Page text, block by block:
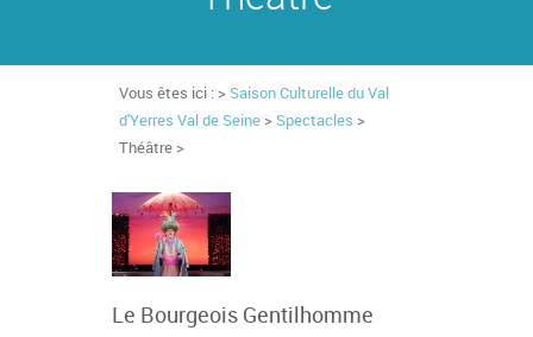
Vous êtes ici : > Saison Culturelle du Val
d'Yerres Val de Seine > Spectacles >
Théâtre >
Le Bourgeois Gentilhomme